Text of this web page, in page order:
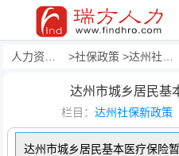
社保政策 达州社保新政策
达州市城乡居民基
栏目： 达州社保新政策
达州市城乡居民基本医疗保险